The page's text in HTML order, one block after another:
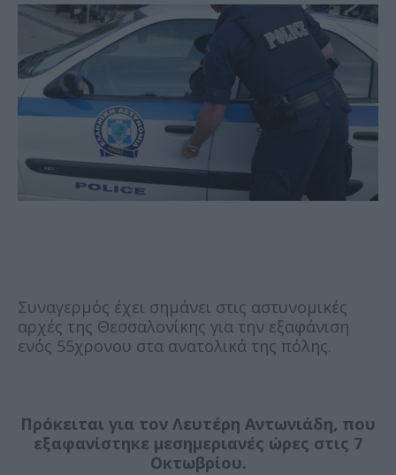
Συναγερμός έχει σημάνει στις αστυνομικές
αρχές της Θεσσαλονίκης για την εξαφάνιση
ενός 55χρονου στα ανατολικά της πόλης.
Πρόκειται για τον Λευτέρη Αντωνιάδη, που
εξαφανίστηκε μεσημεριανές ώρες στις 7
Οκτωβρίου.